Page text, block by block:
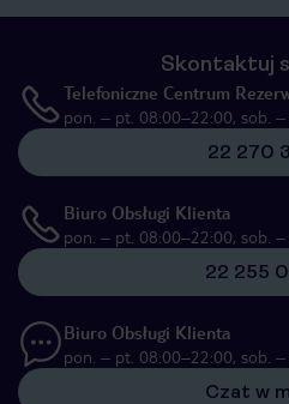
Skontaktuj
Telefoniczne Centrum
pon. – pt. 08:00–22:00, sob.
22 270
Biuro Obsługi Klienta
pon. – pt. 08:00–22:00, sob.
22 255
Biuro Obsługi Klienta
pon. – pt. 08:00–22:00, sob.
Czat w